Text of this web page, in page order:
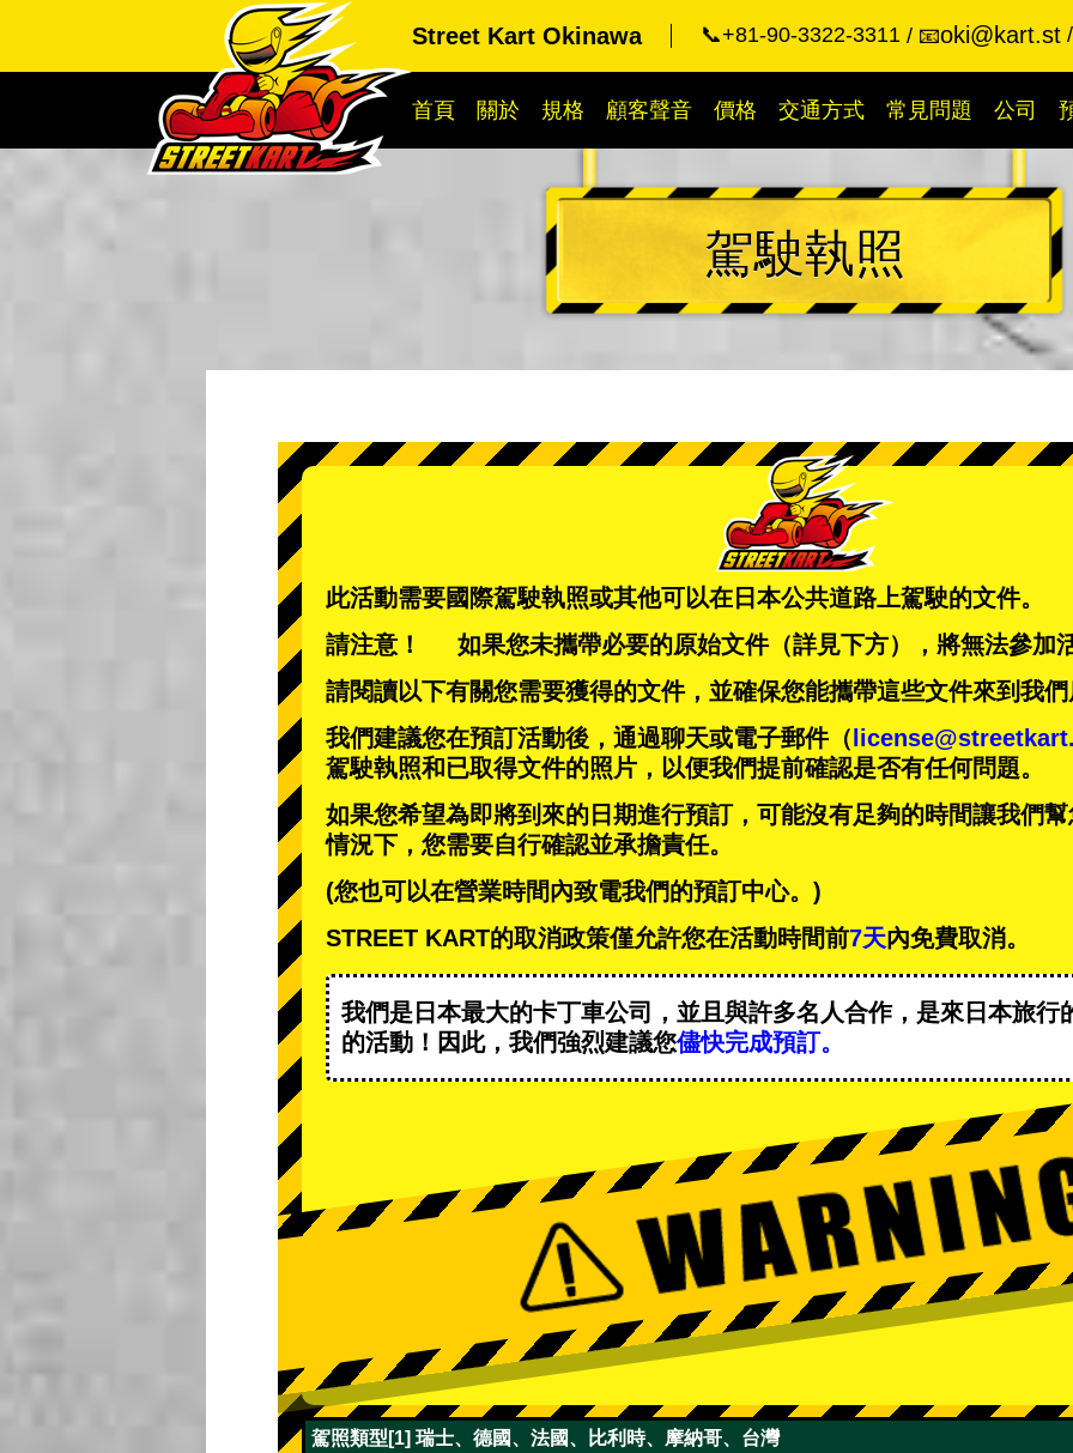
Street Kart Okinawa 📞+81-90-3322-3311 📧oki@kart.st
首頁 關於 規格 顧客聲音 價格 交通方式 常見問題 公司
駕駛執照
此活動需要國際駕駛執照或其他可以在日本公共道路上駕駛的文件。
請注意！ 如果您未攜帶必要的原始文件（詳見下方），將無法參加
請閱讀以下有關您需要獲得的文件，並確保您能攜帶這些文件來到我
我們建議您在預訂活動後，通過聊天或電子郵件（
駕駛執照和已取得文件的照片，以便我們提前確認是否有任何問題。
如果您希望為即將到來的日期進行預訂，可能沒有足夠的時間讓我們
情況下，您需要自行確認並承擔責任。
(您也可以在營業時間內致電我們的預訂中心。)
STREET KART的取消政策僅允許您在活動時間前7天內免費取消。
我們是日本最大的卡丁車公司，並且與許多名人合作，是來日本旅行
的活動 ！因此，我們強烈建議您儘快完成預訂。
駕照類型[1] 瑞士、德國、法國、比利時、摩納哥、台灣